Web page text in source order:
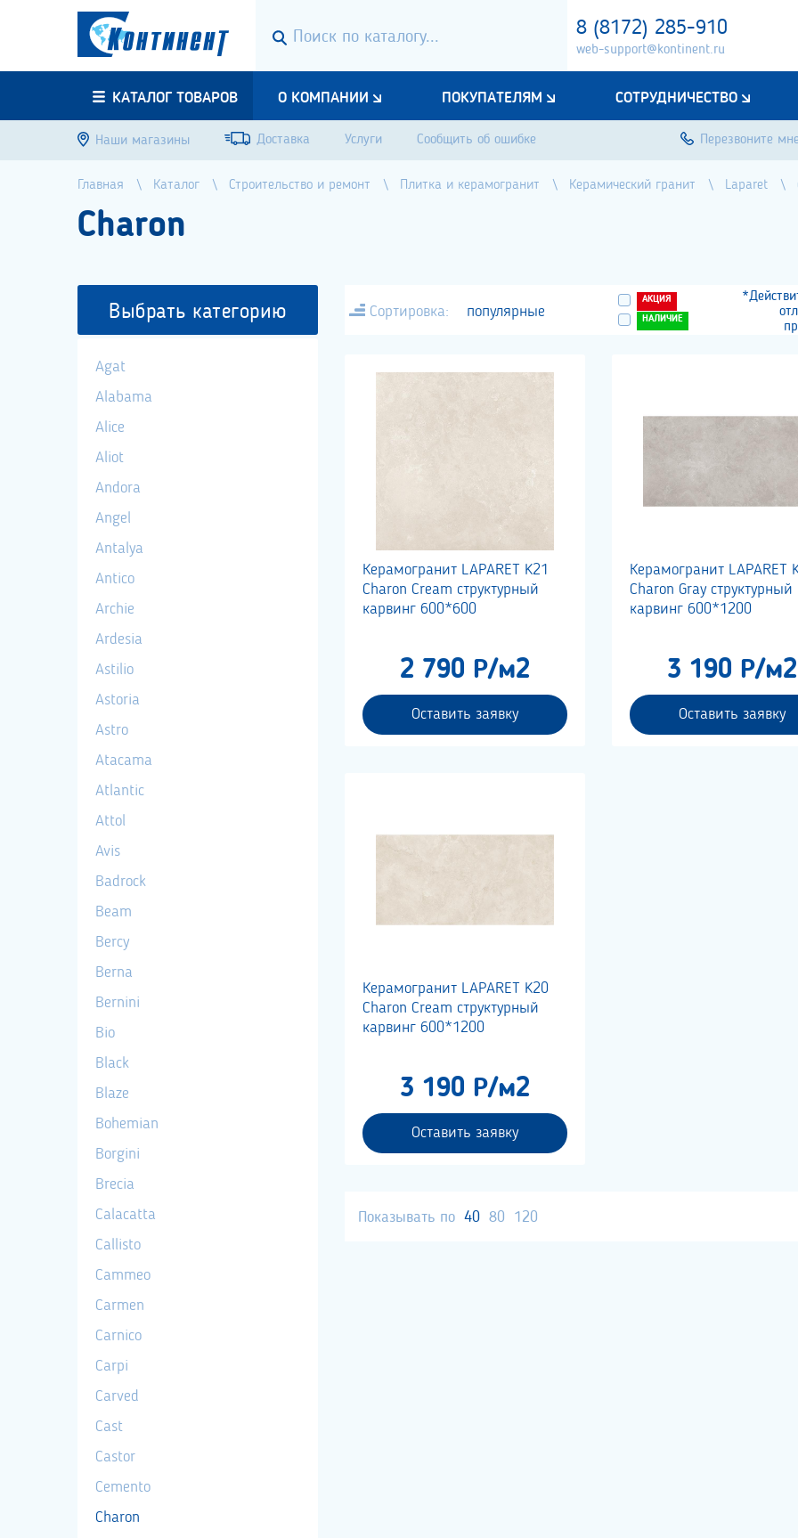
8 (8172) 285-910
web-support@kontinent.ru
КАТАЛОГ ТОВАРОВ О КОМПАНИИ ПОКУПАТЕЛЯМ СОТРУДНИЧЕСТВО
Наши магазины Доставка Услуги Сообщить об ошибке Перезвоните
Главная Каталог Строительство и ремонт Плитка и керамогранит Керамический гранит Laparet
Charon
Выбрать категорию
Agat
Alabama
Alice
Aliot
Andora
Angel
Antalya
Antico
Archie
Ardesia
Astilio
Astoria
Astro
Atacama
Atlantic
Attol
Avis
Badrock
Beam
Bercy
Berna
Bernini
Bio
Black
Blaze
Bohemian
Borgini
Brecia
Calacatta
Callisto
Cammeo
Carmen
Carnico
Carpi
Carved
Cast
Castor
Cemento
Charon
Сортировка: популярные
АКЦИЯ
НАЛИЧИЕ
Керамогранит LAPARET K21
Charon Cream структурный
карвинг 600*600
2 790 Р/м2
Оставить заявку
Керамогранит LAPARET
Charon Gray структурный
карвинг 600*1200
3 190 Р/м2
Оставить заявку
Керамогранит LAPARET K20
Charon Cream структурный
карвинг 600*1200
3 190 Р/м2
Оставить заявку
Показывать по 40 80 120